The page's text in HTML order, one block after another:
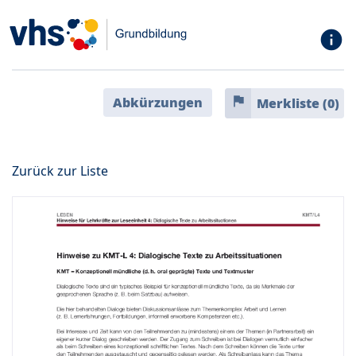
info
Abkürzungen flag Merkliste (0)
Zurück zur Liste